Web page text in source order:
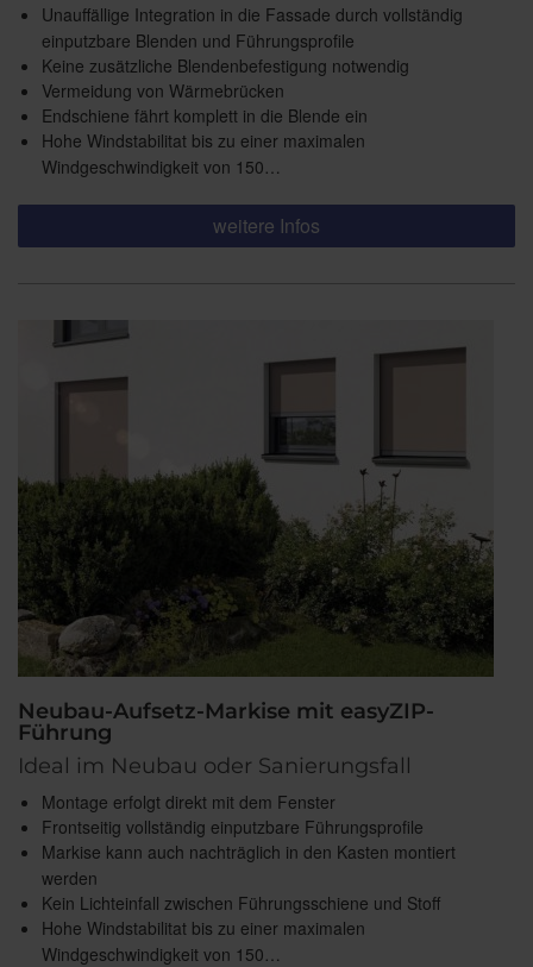
Unauffällige Integration in die Fassade durch vollständig
einputzbare Blenden und Führungsprofile
Keine zusätzliche Blendenbefestigung notwendig
Vermeidung von Wärmebrücken
Endschiene fährt komplett in die Blende ein
Hohe Windstabilitat bis zu einer maximalen
Windgeschwindigkeit von 150…
weitere Infos
Neubau-Aufsetz-Markise mit easyZIP-
Führung
Ideal im Neubau oder Sanierungsfall
Montage erfolgt direkt mit dem Fenster
Frontseitig vollständig einputzbare Führungsprofile
Markise kann auch nachträglich in den Kasten montiert
werden
Kein Lichteinfall zwischen Führungsschiene und Stoff
Hohe Windstabilitat bis zu einer maximalen
Windgeschwindigkeit von 150…